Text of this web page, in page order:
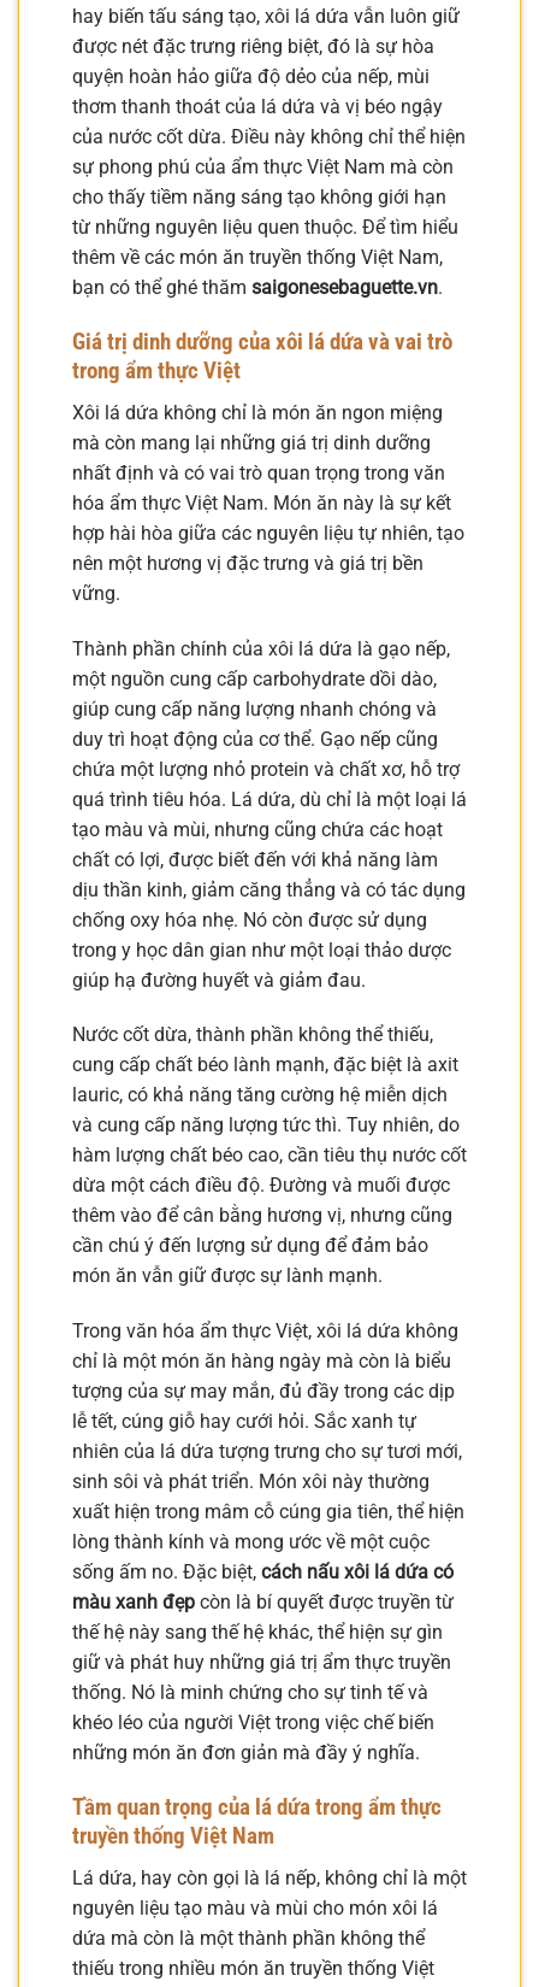
hay biến tấu sáng tạo, xôi lá dứa vẫn luôn giữ
được nét đặc trưng riêng biệt, đó là sự hòa
quyện hoàn hảo giữa độ dẻo của nếp, mùi
thơm thanh thoát của lá dứa và vị béo ngậy
của nước cốt dừa. Điều này không chỉ thể hiện
sự phong phú của ẩm thực Việt Nam mà còn
cho thấy tiềm năng sáng tạo không giới hạn
từ những nguyên liệu quen thuộc. Để tìm hiểu
thêm về các món ăn truyền thống Việt Nam,
bạn có thể ghé thăm saigonesebaguette.vn.
Giá trị dinh dưỡng của xôi lá dứa và vai trò
trong ẩm thực Việt
Xôi lá dứa không chỉ là món ăn ngon miệng
mà còn mang lại những giá trị dinh dưỡng
nhất định và có vai trò quan trọng trong văn
hóa ẩm thực Việt Nam. Món ăn này là sự kết
hợp hài hòa giữa các nguyên liệu tự nhiên, tạo
nên một hương vị đặc trưng và giá trị bền
vững.
Thành phần chính của xôi lá dứa là gạo nếp,
một nguồn cung cấp carbohydrate dồi dào,
giúp cung cấp năng lượng nhanh chóng và
duy trì hoạt động của cơ thể. Gạo nếp cũng
chứa một lượng nhỏ protein và chất xơ, hỗ trợ
quá trình tiêu hóa. Lá dứa, dù chỉ là một loại lá
tạo màu và mùi, nhưng cũng chứa các hoạt
chất có lợi, được biết đến với khả năng làm
dịu thần kinh, giảm căng thẳng và có tác dụng
chống oxy hóa nhẹ. Nó còn được sử dụng
trong y học dân gian như một loại thảo dược
giúp hạ đường huyết và giảm đau.
Nước cốt dừa, thành phần không thể thiếu,
cung cấp chất béo lành mạnh, đặc biệt là axit
lauric, có khả năng tăng cường hệ miễn dịch
và cung cấp năng lượng tức thì. Tuy nhiên, do
hàm lượng chất béo cao, cần tiêu thụ nước cốt
dừa một cách điều độ. Đường và muối được
thêm vào để cân bằng hương vị, nhưng cũng
cần chú ý đến lượng sử dụng để đảm bảo
món ăn vẫn giữ được sự lành mạnh.
Trong văn hóa ẩm thực Việt, xôi lá dứa không
chỉ là một món ăn hàng ngày mà còn là biểu
tượng của sự may mắn, đủ đầy trong các dịp
lễ tết, cúng giỗ hay cưới hỏi. Sắc xanh tự
nhiên của lá dứa tượng trưng cho sự tươi mới,
sinh sôi và phát triển. Món xôi này thường
xuất hiện trong mâm cỗ cúng gia tiên, thể hiện
lòng thành kính và mong ước về một cuộc
sống ấm no. Đặc biệt, cách nấu xôi lá dứa có
màu xanh đẹp còn là bí quyết được truyền từ
thế hệ này sang thế hệ khác, thể hiện sự gìn
giữ và phát huy những giá trị ẩm thực truyền
thống. Nó là minh chứng cho sự tinh tế và
khéo léo của người Việt trong việc chế biến
những món ăn đơn giản mà đầy ý nghĩa.
Tầm quan trọng của lá dứa trong ẩm thực
truyền thống Việt Nam
Lá dứa, hay còn gọi là lá nếp, không chỉ là một
nguyên liệu tạo màu và mùi cho món xôi lá
dứa mà còn là một thành phần không thể
thiếu trong nhiều món ăn truyền thống Việt